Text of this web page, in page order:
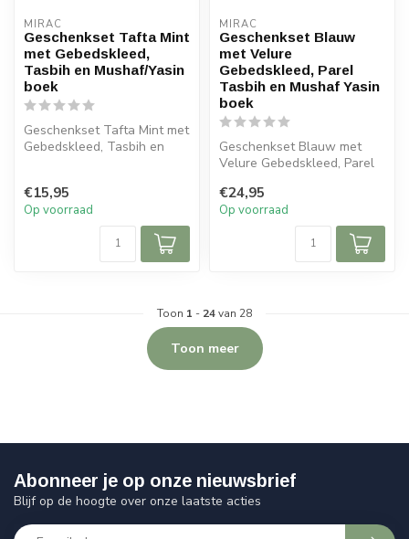
MIRAC
Geschenkset Tafta Mint
met Gebedskleed,
Tasbih en Mushaf/Yasin
boek
Geschenkset Tafta Mint met
Gebedskleed, Tasbih en
€15,95
Op voorraad
MIRAC
Geschenkset Blauw
met Velure
Gebedskleed, Parel
Tasbih en Mushaf Yasin
boek
Geschenkset Blauw met
Velure Gebedskleed, Parel
boek Afm...
€24,95
Op voorraad
Toon 1 - 24van 28
Toon meer
Abonneer je op onze nieuwsbrief
Blijf op de hoogte over onze laatste acties